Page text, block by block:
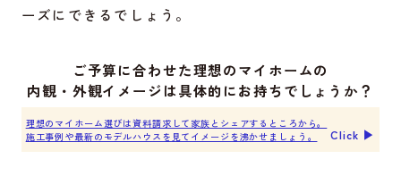
ーズにできるでしょう。
ご予算に合わせた理想のマイホームの
内観・外観イメージは具体的にお持ちでしょうか？
理想のマイホーム選びは資料請求して家族とシェアするところから。
施工事例や最新のモデルハウスを見てイメージを沸かせましょう。
Click ▶︎